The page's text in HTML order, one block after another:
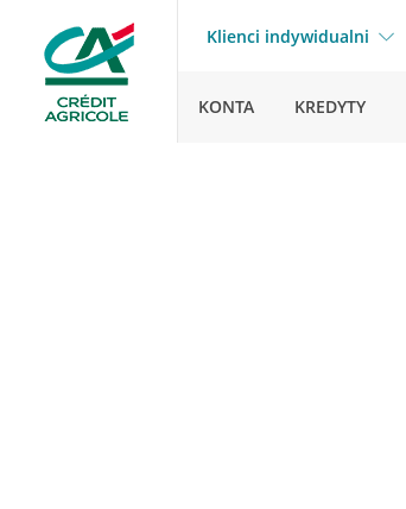
Klienci indywidualni
KONTA KREDYTY